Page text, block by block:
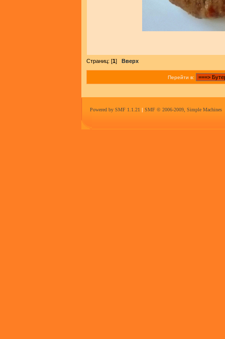
Страниц: [1] Вверх
Перейти в:
Powered by SMF 1.1.21 | SMF © 2006-2009, Simple Machines